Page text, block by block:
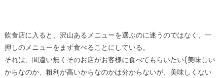
飲食店に入ると、沢山あるメニューを選ぶのに迷うのではなく、一
押しのメニューをまず食べることにしている。
それは、間違い無くそのお店がお客様に食べてもらいたい(美味しい
からなのか、粗利が高いからなのかは分からないが、美味しくない